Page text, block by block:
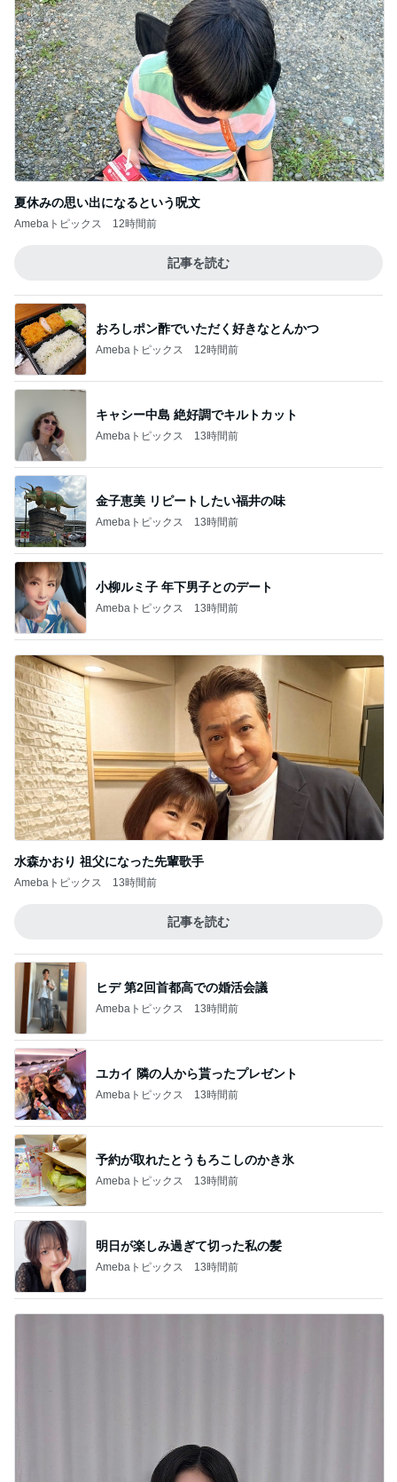
夏休みの思い出になるという呪文
Amebaトピックス 12時間前
記事を読む
おろしポン酢でいただく好きなとんかつ
Amebaトピックス 12時間前
キャシー中島 絶好調でキルトカット
Amebaトピックス 13時間前
金子恵美 リピートしたい福井の味
Amebaトピックス 13時間前
小柳ルミ子 年下男子とのデート
Amebaトピックス 13時間前
水森かおり 祖父になった先輩歌手
Amebaトピックス 13時間前
記事を読む
ヒデ 第2回首都高での婚活会議
Amebaトピックス 13時間前
ユカイ 隣の人から貰ったプレゼント
Amebaトピックス 13時間前
予約が取れたとうもろこしのかき氷
Amebaトピックス 13時間前
明日が楽しみ過ぎて切った私の髪
Amebaトピックス 13時間前